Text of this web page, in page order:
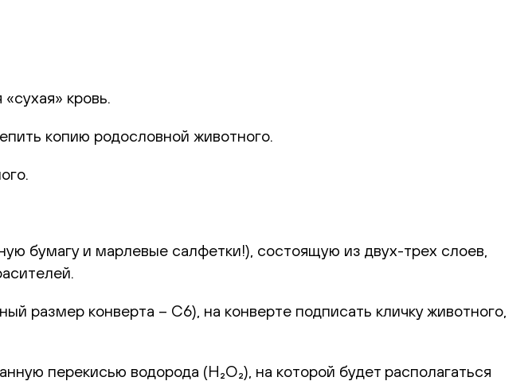
кровь.
копию родословной животного.
бумагу и марлевые салфетки!), состоящую из двух-трех слоев,
размер конверта – С6), на конверте подписать кличку животного,
перекисью водорода (H₂O₂), на которой будет располагаться